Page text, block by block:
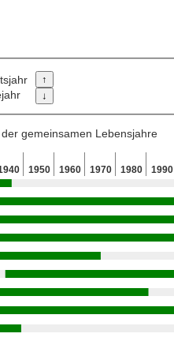
gemeinsamen Lebensjahre
1950 1960 1970 1980 1990